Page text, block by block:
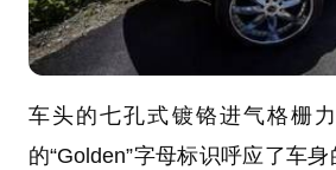
车头的七孔式镀铬进气格栅
的“Golden”字母标识呼应了车